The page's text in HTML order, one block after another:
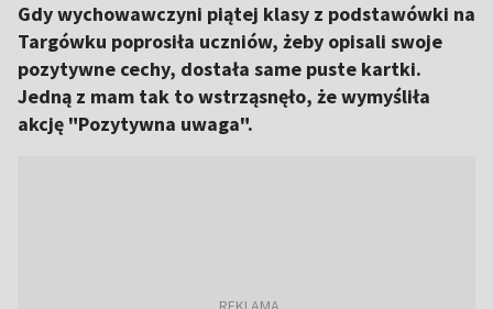
Gdy wychowawczyni piątej klasy z podstawówki na
Targówku poprosiła uczniów, żeby opisali swoje
pozytywne cechy, dostała same puste kartki.
Jedną z mam tak to wstrząsnęło, że wymyśliła
akcję "Pozytywna uwaga".